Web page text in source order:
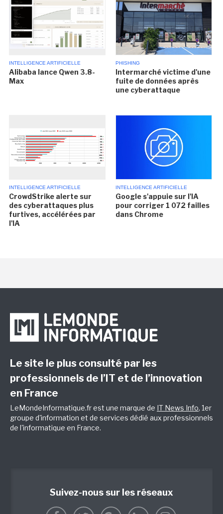
INTELLIGENCE ARTIFICIELLE
Alibaba lance Qwen 3.8-
Max
PHISHING
Intermarché victime d'une
fuite de données après
une cyberattaque
INTELLIGENCE ARTIFICIELLE
CrowdStrike alerte sur
des cyberattaques plus
furtives, accélérées par
l'IA
INTELLIGENCE ARTIFICIELLE
Google s'appuie sur l'IA
pour corriger 1 072 failles
dans Chrome
Le site le plus consulté par les
professionnels de l’IT et de l’innovation
en France
LeMondeInformatique.fr est une marque de IT News Info, 1er
groupe d'information et de services dédié aux professionnels
de l'informatique en France.
Suivez-nous sur les réseaux